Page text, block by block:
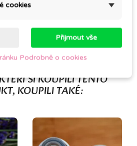
SI KOUPILI TENTO
KOUPILI TAKÉ:
cookies
Přijmout vše
Podrobně o cookies